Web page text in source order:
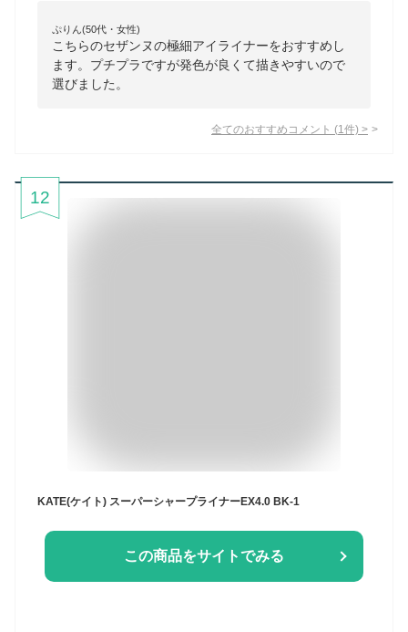
ぷりん(50代・女性)
こちらのセザンヌの極細アイライナーをおすすめし
ます。プチプラですが発色が良くて描きやすいので
選びました。
全てのおすすめコメント (1 件) >
12
KATE(ケイト) スーパーシャープライナーEX4.0 BK-1
この商品をサイトでみる